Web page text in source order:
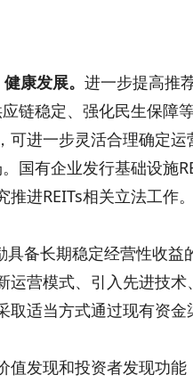
康发展。 进一步提高推
链稳定、强化民生保障
进一步灵活合理确定运
国有企业发行基础设施
进REITs相关立法工作。
具备长期稳定经营性收益
营模式、引入先进技
适当方式通过现有资金
值发现和投资者发现功能